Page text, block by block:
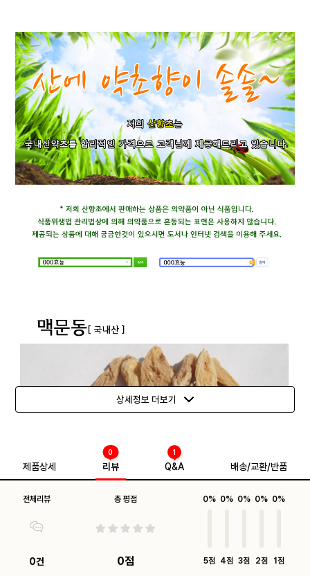
상세정보 더보기
제품상세 리뷰
0
Q&A
1
배송/교환/반품
전체리뷰
0건
총 평점
0점
0%
5점
0%
4점
0%
3점
0%
2점
0%
1점